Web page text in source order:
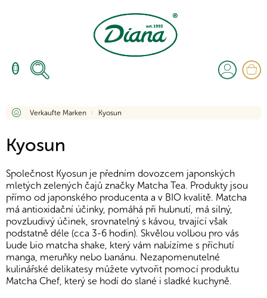
Startseite
Verkaufte Marken Kyosun
Kyosun
Společnost Kyosun je předním dovozcem japonských
mletých zelených čajů značky Matcha Tea. Produkty jsou
přímo od japonského producenta a v BIO kvalitě. Matcha
má antioxidační účinky, pomáhá při hubnutí, má silný,
povzbudivý účinek, srovnatelný s kávou, trvající však
podstatně déle (cca 3-6 hodin). Skvělou volbou pro vás
bude bio matcha shake, který vám nabízíme s příchutí
manga, meruňky nebo banánu. Nezapomenutelné
kulinářské delikatesy můžete vytvořit pomocí produktu
Matcha Chef, který se hodí do slané i sladké kuchyně.